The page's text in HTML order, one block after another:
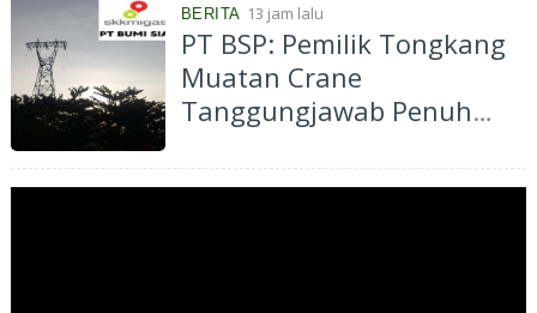
BERITA 13 jam lalu
PT BSP: Pemilik Tongkang
Muatan Crane
Tanggungjawab Penuh